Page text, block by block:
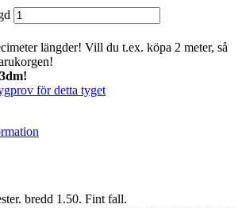
längder! Vill du t.ex. köpa 2 meter, så
för detta tyget
bredd 1.50. Fint fall.